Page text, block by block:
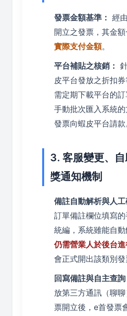
發票金額基準： 經
開立之發票，其金
實際支付金額。
平台補貼之核銷：
皮平台發放之折扣
需定期下載平台的
手動批次匯入系統
發票向蝦皮平台請款
3. 客服變更、
獎通知機制
備註自動解析與人工
訂單備註欄位填寫
統編，系統雖能自
仍需營業人於後台
會正式開出該類別發
回寫備註與自主查詢
放第三方通訊（聊
票開立後，e首發票